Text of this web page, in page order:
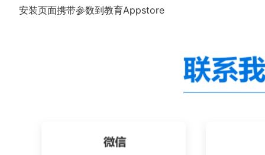
安装页面携带参数到教育Appstore